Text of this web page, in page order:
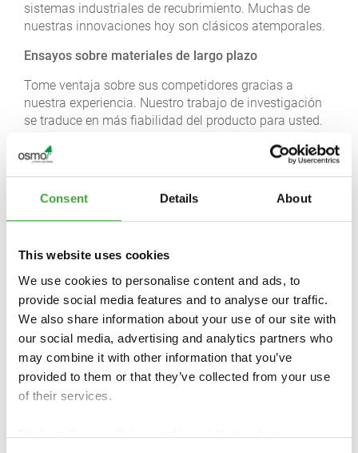
Consent Details About
This website uses cookies
We use cookies to personalise content and ads, to
provide social media features and to analyse our traffic.
We also share information about your use of our site with
our social media, advertising and analytics partners who
may combine it with other information that you’ve
provided to them or that they’ve collected from your use
of their services.
Find ourPrivacy PolicyandLegal Noticehere.
sistemas industriales de recubrimiento. Muchas de
nuestras innovaciones hoy son clásicos atemporales.
Ensayos sobre materiales de largo plazo
Tome ventaja sobre sus competidores gracias a
nuestra experiencia. Nuestro trabajo de investigación
se traduce en más fiabilidad del producto para usted.
constructiva, física y química de la madera para cada
especie de madera, y luego ajustamos nuestros
acabados y productos de mantenimiento para
sometemos nuestro producto a pruebas de larga
estrecho con los distribuidores y artesanos también
mejora nuestros conocimientos.
Puede recomendar la madera con los acabados de
Osmo a sus clientes: es una conexión perdurable.